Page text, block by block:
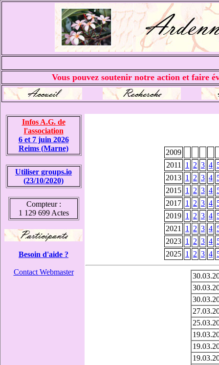
Vous pouvez soutenir notre action et faire
Infos A.G. de
l'association
6 et 7 juin 2026
Reims (Marne)
Utiliser groups.io
(23/10/2020)
Compteur :
1 129 699 Actes
Besoin d'aide ?
Contact Webmaster
2009
2011
1 2 3 4
2013 1 2 3 4
2015 1 2 3 4
2017 1 2 3 4
2019 1 2 3 4
2021
1 2 3 4
2023 1 2 3 4
2025 1 2 3 4